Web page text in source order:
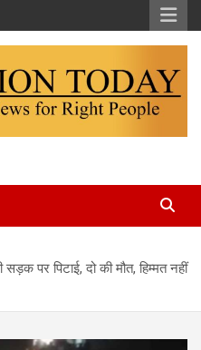
पर पिटाई, दो की मौत, हिम्मत नहीं